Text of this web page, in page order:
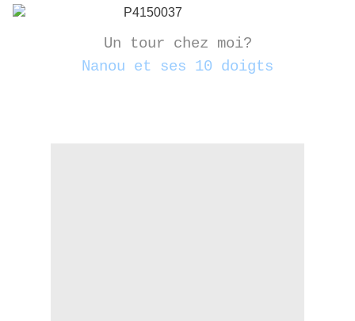
Un tour chez moi?
Nanou et ses 10 doigts